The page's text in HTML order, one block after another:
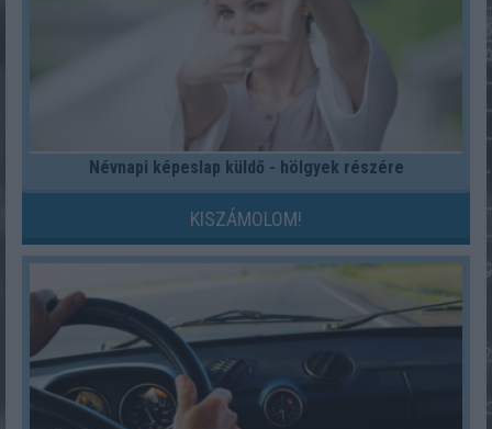
Névnapi képeslap küldő - hölgyek részére
KISZÁMOLOM!